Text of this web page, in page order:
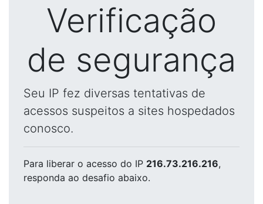
Verificação
de segurança
Seu IP fez diversas tentativas de
acessos suspeitos a sites hospedados
conosco.
Para liberar o acesso do IP 216.73.216.216,
responda ao desafio abaixo.